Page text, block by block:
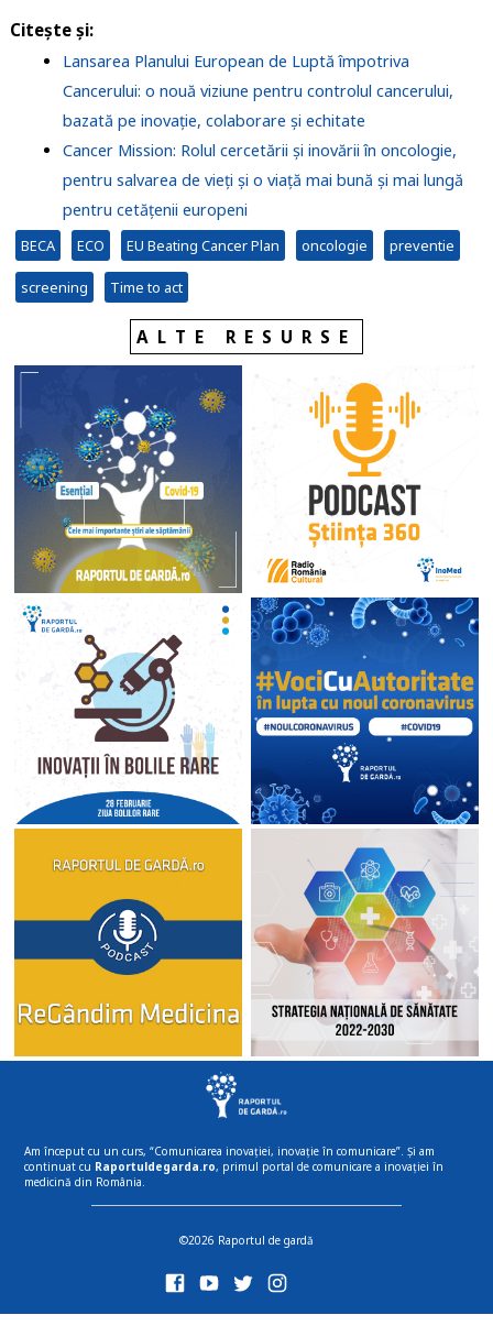
Citește și:
Lansarea Planului European de Luptă împotriva
Cancerului: o nouă viziune pentru controlul cancerului,
bazată pe inovație, colaborare și echitate
Cancer Mission: Rolul cercetării și inovării în oncologie,
pentru salvarea de vieți și o viață mai bună și mai lungă
pentru cetățenii europeni
BECA ECO EU Beating Cancer Plan oncologie preventie
screening Time to act
ALTE RESURSE
Am început cu un curs, “Comunicarea inovației, inovație în comunicare”. Și am
continuat cu Raportuldegarda.ro, primul portal de comunicare a inovației în
medicină din România.
©2026 Raportul de gardă